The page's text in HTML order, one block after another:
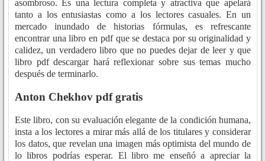
asombroso. Es una lectura completa y atractiva que apelará
tanto a los entusiastas como a los lectores casuales. En un
mercado inundado de historias fórmulas, es refrescante
encontrar una libro en pdf que se destaca por su originalidad y
calidez, un verdadero libro que no puedes dejar de leer y que
libro pdf descargar hará reflexionar sobre sus temas mucho
después de terminarlo.
Anton Chekhov pdf gratis
Este libro, con su evaluación elegante de la condición humana,
insta a los lectores a mirar más allá de los titulares y considerar
los datos, que revelan una imagen más optimista del mundo de
lo libros podrías esperar. El libro me enseñó a apreciar la